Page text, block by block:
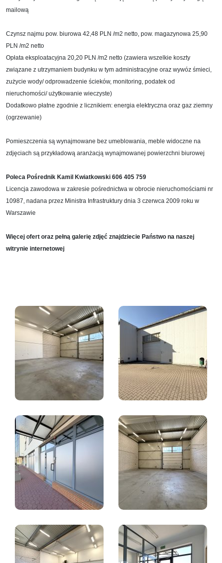
mailową
Czynsz najmu pow. biurowa 42,48 PLN /m2 netto, pow. magazynowa 25,90
PLN /m2 netto
Opłata eksploatacyjna 20,20 PLN /m2 netto (zawiera wszelkie koszty
związane z utrzymaniem budynku w tym administracyjne oraz wywóz śmieci,
zużycie wody/ odprowadzenie ścieków, monitoring, podatek od
nieruchomości/ użytkowanie wieczyste)
Dodatkowo płatne zgodnie z licznikiem: energia elektryczna oraz gaz ziemny
(ogrzewanie)
Pomieszczenia są wynajmowane bez umeblowania, meble widoczne na
zdjęciach są przykładową aranżacją wynajmowanej powierzchni biurowej
Poleca Pośrednik Kamil Kwiatkowski 606 405 759
Licencja zawodowa w zakresie pośrednictwa w obrocie nieruchomościami nr
10987, nadana przez Ministra Infrastruktury dnia 3 czerwca 2009 roku w
Warszawie
Więcej ofert oraz pełną galerię zdjęć znajdziecie Państwo na naszej
witrynie internetowej